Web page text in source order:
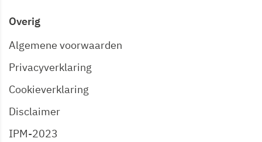
Overig
Algemene voorwaarden
Privacyverklaring
Cookieverklaring
Disclaimer
IPM-2023